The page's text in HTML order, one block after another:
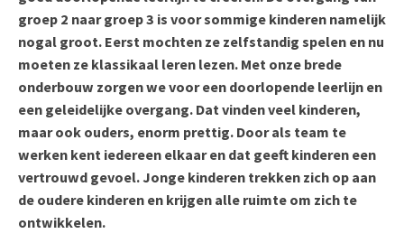
groep 2 naar groep 3 is voor sommige kinderen namelijk
nogal groot. Eerst mochten ze zelfstandig spelen en nu
moeten ze klassikaal leren lezen. Met onze brede
onderbouw zorgen we voor een doorlopende leerlijn en
een geleidelijke overgang. Dat vinden veel kinderen,
maar ook ouders, enorm prettig. Door als team te
werken kent iedereen elkaar en dat geeft kinderen een
vertrouwd gevoel. Jonge kinderen trekken zich op aan
de oudere kinderen en krijgen alle ruimte om zich te
ontwikkelen.